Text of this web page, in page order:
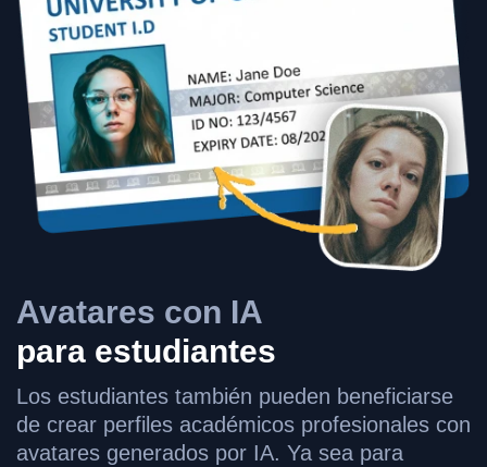
Avatares con IA
para estudiantes
Los estudiantes también pueden beneficiarse
de crear perfiles académicos profesionales con
avatares generados por IA. Ya sea para